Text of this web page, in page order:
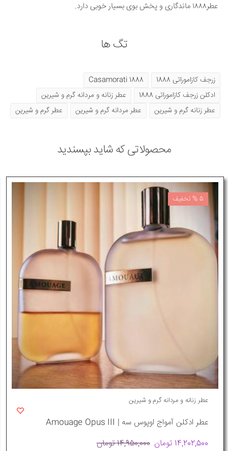
عطر۱۸۸۸ ماندگاری و پخش بوی بسیار خوبی دارد.
تگ ها
زرجف کازاموراتی 1888
1888 Casamorati
ادکلن زرجف کازاموراتی 1888
عطر زنانه و مردانه گرم و شیرین
عطر زنانه گرم و شیرین
عطر مردانه گرم و شیرین عطر گرم و شیرین
محصولاتی که شاید بپسندید
5 % تخفیف
عطر زنانه و مردانه گرم و شیرین
عطر ادکلن آمواج اوپوس سه | Amouage Opus III
14,202,500 تومان
14,950,000 تومان